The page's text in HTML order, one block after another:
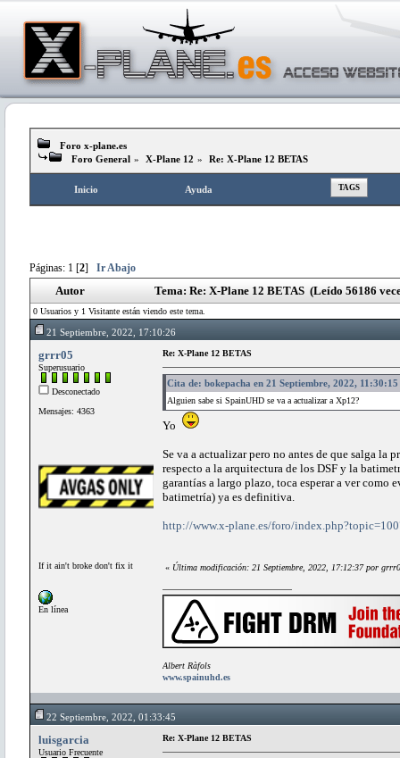
Foro x-plane.es
Foro General » X-Plane 12 » Re: X-Plane 12 BETAS
Inicio Ayuda TAGS
Páginas: 1 [2] Ir Abajo
Autor Tema: Re: X-Plane 12 BETAS (Leído 56186
0 Usuarios y 1 Visitante están viendo este tema.
21 Septiembre, 2022, 17:10:26
grrr05
Superusuario
Desconectado
Mensajes: 4363
If it ain't broke don't fix it
En línea
Re: X-Plane 12 BETAS
Cita de: bokepacha en 21 Septiembre, 2022, 11:30:15
Alguien sabe si SpainUHD se va a actualizar a Xp12?
Yo
Se va a actualizar pero no antes de que salga la
respecto a la arquitectura de los DSF y la
garantías a largo plazo, toca esperar a ver como
batimetría) ya es definitiva.
http://www.x-plane.es/foro/
« Última modificación: 21 Septiembre, 2022, 17:12:37 por
Albert Ràfols
www.spainuhd.es
22 Septiembre, 2022, 01:33:45
luisgarcia
Usuario Frecuente
Re: X-Plane 12 BETAS